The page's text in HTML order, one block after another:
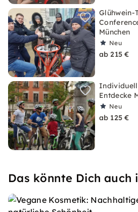
Glühwein-
München
Neu
ab 215 €
Entdecke
Neu
ab 125 €
Das könnte Dich auch